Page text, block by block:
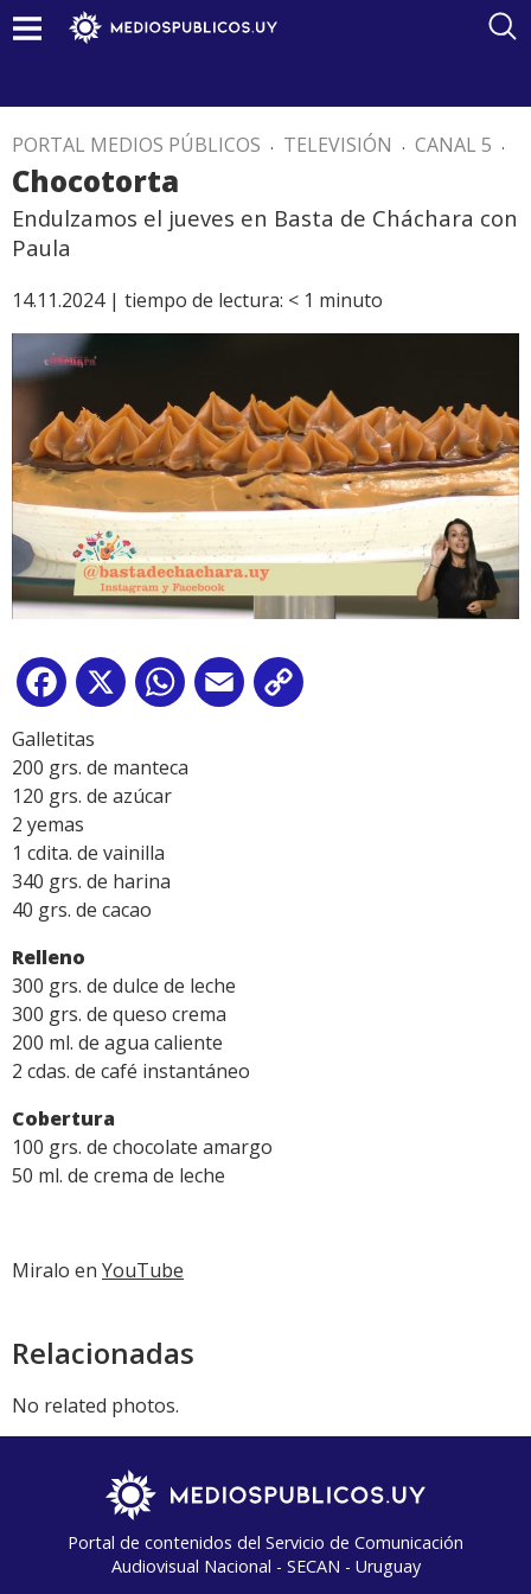
PORTAL MEDIOS PÚBLICOS . TELEVISIÓN . CANAL 5 .
Chocotorta
Endulzamos el jueves en Basta de Cháchara con
Paula
14.11.2024 | tiempo de lectura: < 1 minuto
Facebook
X WhatsApp
Email
Galletitas
200 grs. de manteca
120 grs. de azúcar
2 yemas
1 cdita. de vainilla
340 grs. de harina
40 grs. de cacao
Relleno
300 grs. de dulce de leche
300 grs. de queso crema
200 ml. de agua caliente
2 cdas. de café instantáneo
Cobertura
100 grs. de chocolate amargo
50 ml. de crema de leche
Miralo en YouTube
Relacionadas
No related photos.
Portal de contenidos del Servicio de Comunicación
Audiovisual Nacional - SECAN - Uruguay